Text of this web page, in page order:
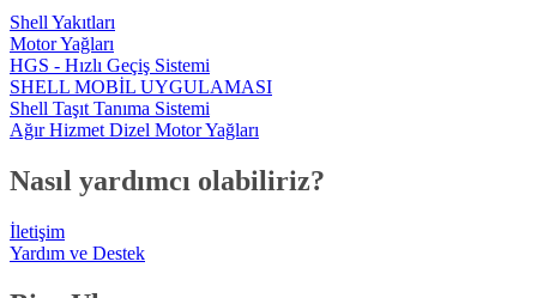
Shell Yakıtları
Motor Yağları
HGS - Hızlı Geçiş Sistemi
SHELL MOBİL UYGULAMASI
Shell Taşıt Tanıma Sistemi
Ağır Hizmet Dizel Motor Yağları
Nasıl yardımcı olabiliriz?
İletişim
Yardım ve Destek